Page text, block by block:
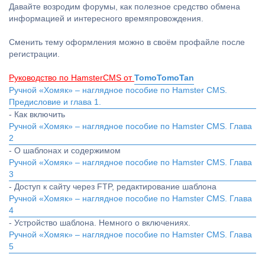
Давайте возродим форумы, как полезное средство обмена
информацией и интересного времяпровождения.
Сменить тему оформления можно в своём профайле после
регистрации.
Руководство по HamsterCMS от TomoTomoTan
Ручной «Хомяк» – наглядное пособие по Hamster CMS.
Предисловие и глава 1.
- Как включить
Ручной «Хомяк» – наглядное пособие по Hamster CMS. Глава
2
- О шаблонах и содержимом
Ручной «Хомяк» – наглядное пособие по Hamster CMS. Глава
3
- Доступ к сайту через FTP, редактирование шаблона
Ручной «Хомяк» – наглядное пособие по Hamster CMS. Глава
4
- Устройство шаблона. Немного о включениях.
Ручной «Хомяк» – наглядное пособие по Hamster CMS. Глава
5